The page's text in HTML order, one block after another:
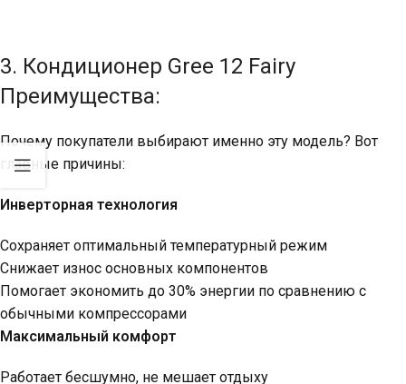
3. Кондиционер Gree 12 Fairy
Преимущества:
Почему покупатели выбирают именно эту модель? Вот
главные причины:
Инверторная технология
Сохраняет оптимальный температурный режим
Снижает износ основных компонентов
Помогает экономить до 30% энергии по сравнению с
обычными компрессорами
Максимальный комфорт
Работает бесшумно, не мешает отдыху